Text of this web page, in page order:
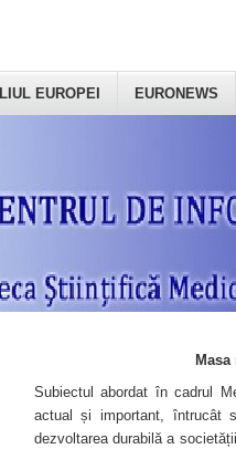
EUROPEI EURONEWS
Subiectul abordat în cadrul
actual și important, întrucât
dezvoltarea durabilă a